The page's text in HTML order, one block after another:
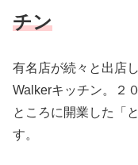
チン
有名店が続々と出店
Walkerキッチン。２
ところに開業した「
す。